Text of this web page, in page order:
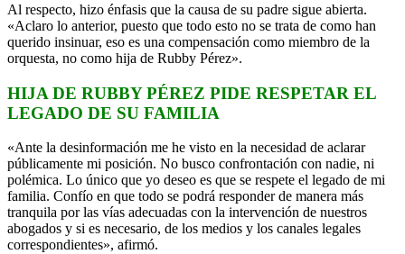
Al respecto, hizo énfasis que la causa de su padre sigue abierta.
«Aclaro lo anterior, puesto que todo esto no se trata de como han
querido insinuar, eso es una compensación como miembro de la
orquesta, no como hija de Rubby Pérez».
HIJA DE RUBBY PÉREZ PIDE RESPETAR EL
LEGADO DE SU FAMILIA
«Ante la desinformación me he visto en la necesidad de aclarar
públicamente mi posición. No busco confrontación con nadie, ni
polémica. Lo único que yo deseo es que se respete el legado de mi
familia. Confío en que todo se podrá responder de manera más
tranquila por las vías adecuadas con la intervención de nuestros
abogados y si es necesario, de los medios y los canales legales
correspondientes», afirmó.